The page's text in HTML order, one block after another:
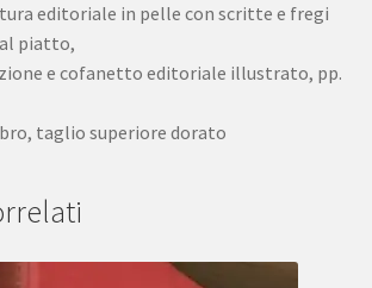
editoriale in pelle con scritte e fregi
piatto,
e cofanetto editoriale illustrato, pp.
taglio superiore dorato